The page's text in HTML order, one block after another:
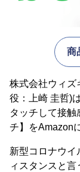
商
株式会社ウィズ
役：上崎 圭哲)
タッチして接
チ】をAmazon
新型コロナウイ
ィスタンスと言